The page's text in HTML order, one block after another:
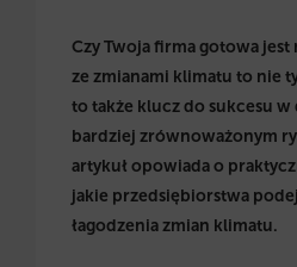
Czy Twoja firma gotowa jest
ze zmianami klimatu to nie
to także klucz do sukcesu
bardziej zrównoważonym
artykuł opowiada o
jakie przedsiębiorstwa
łagodzenia zmian klimatu.